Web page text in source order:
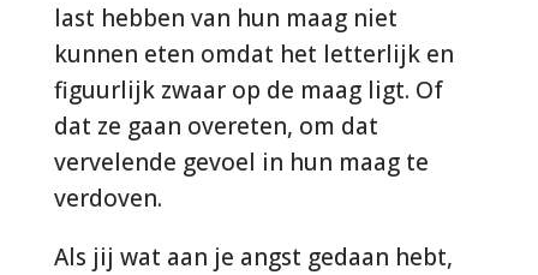
last hebben van hun maag niet
kunnen eten omdat het letterlijk en
figuurlijk zwaar op de maag ligt. Of
dat ze gaan overeten, om dat
vervelende gevoel in hun maag te
verdoven.
Als jij wat aan je angst gedaan hebt,